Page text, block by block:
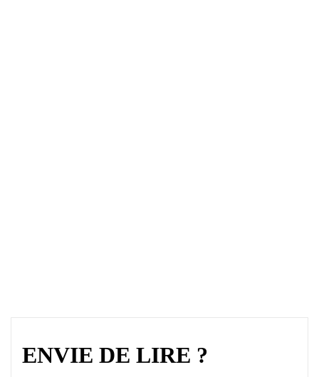
ENVIE DE LIRE ?